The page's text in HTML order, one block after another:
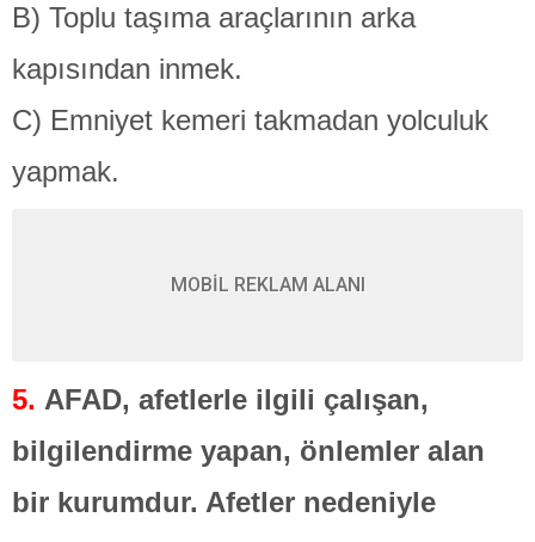
B) Toplu taşıma araçlarının arka
kapısından inmek.
C) Emniyet kemeri takmadan yolculuk
yapmak.
MOBİL REKLAM ALANI
5. AFAD, afetlerle ilgili çalışan,
bilgilendirme yapan, önlemler alan
bir kurumdur. Afetler nedeniyle